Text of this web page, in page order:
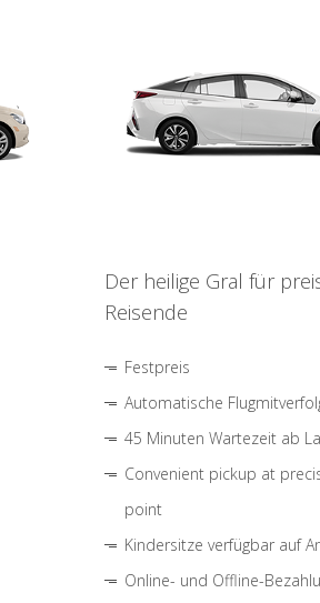
Der heilige Gral für
Reisende
Festpreis
Automatische
45 Minuten Wartezeit ab
Convenient pickup at
point
Kindersitze verfügbar auf
Online- und Offline-